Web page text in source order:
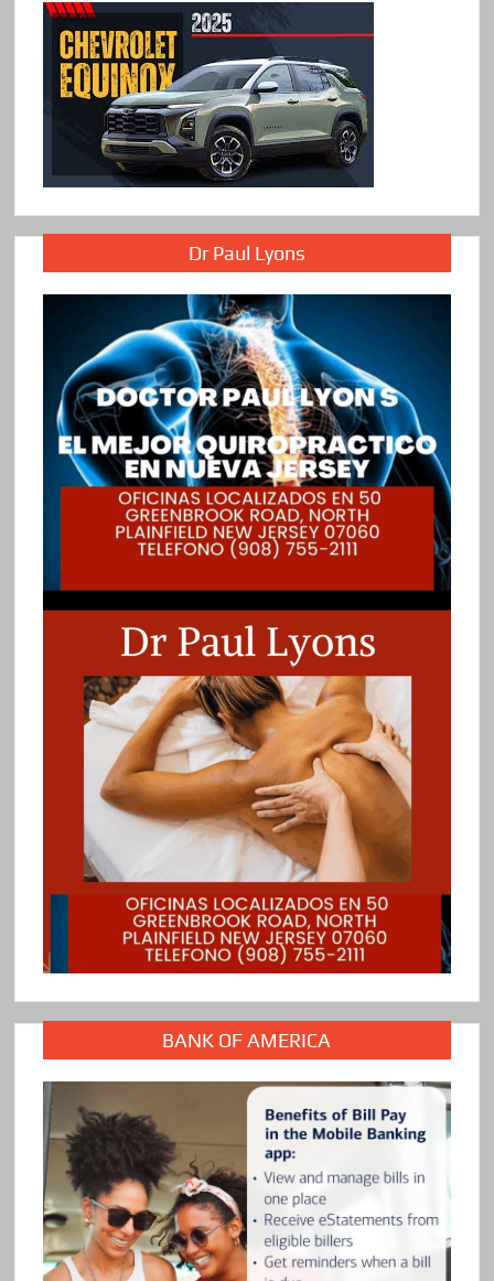
Dr Paul Lyons
BANK OF AMERICA